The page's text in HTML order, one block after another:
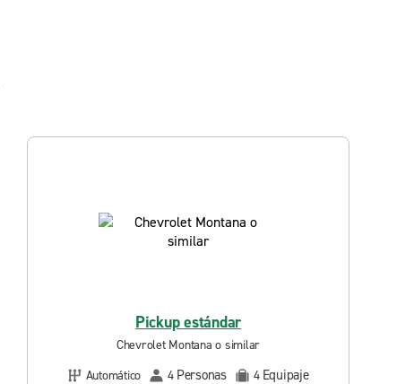
Pickup estándar
Chevrolet Montana o similar
Automático
4 Personas 4 Equipaje